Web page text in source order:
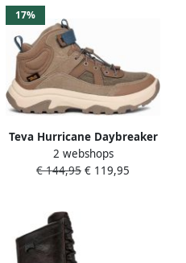
17%
Teva Hurricane Daybreaker
Mid dames laars multikleur
2 webshops
€ 144,95 € 119,95